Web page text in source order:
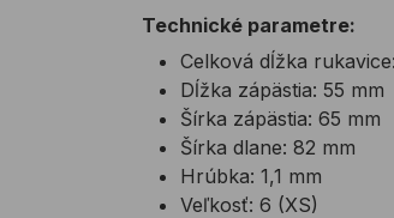
Technické parametre:
Celková dĺžka
Dĺžka zápästia: 55 mm
Šírka zápästia: 65 mm
Šírka dlane: 82 mm
Hrúbka: 1,1 mm
Veľkosť: 6 (XS)